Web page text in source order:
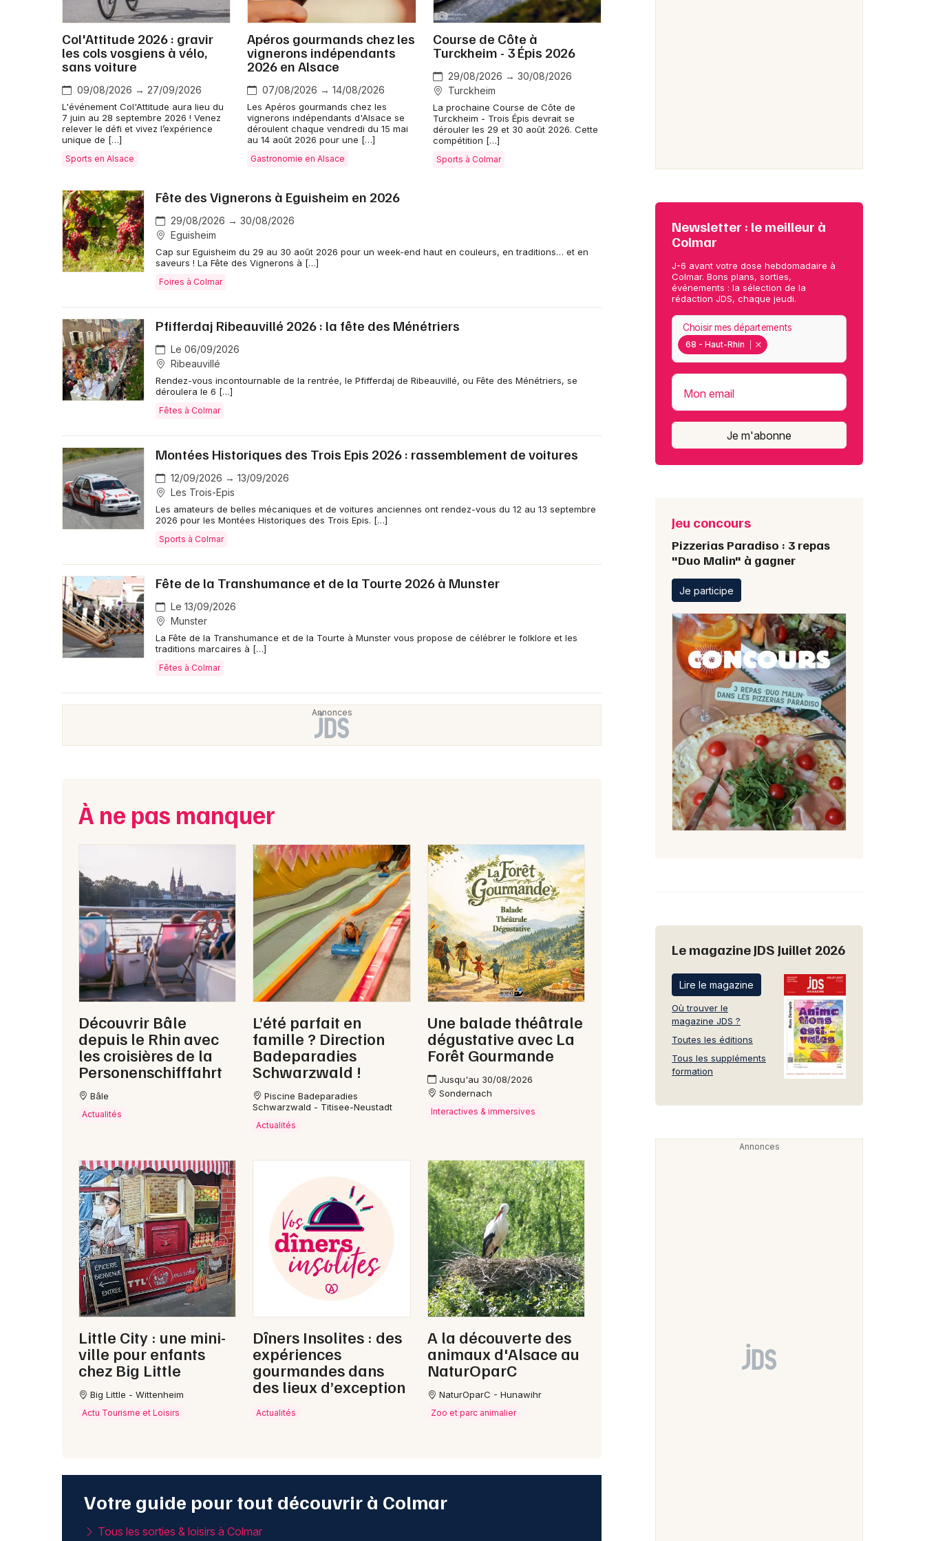
Newsletter des sorties
Artistes en tournée
Magazine à Colmar
68 - Haut-Rhin
Choisir mes départements
Col'Attitude 2026 : gravir
les cols vosgiens à vélo,
sans voiture
09/08/2026 → 27/09/2026
L'événement Col'Attitude aura lieu du
7 juin au 28 septembre 2026 ! Venez
relever le défi et vivez l’expérience
unique de […]
Sports en Alsace
Apéros gourmands chez les
vignerons indépendants
2026 en Alsace
07/08/2026 → 14/08/2026
Les Apéros gourmands chez les
vignerons indépendants d'Alsace se
déroulent chaque vendredi du 15 mai
au 14 août 2026 pour une […]
Gastronomie en Alsace
Course de Côte à
Turckheim - 3 Épis 2026
29/08/2026 → 30/08/2026
Turckheim
La prochaine Course de Côte de
Turckheim - Trois Épis devrait se
dérouler les 29 et 30 août 2026. Cette
compétition […]
Sports à Colmar
Fête des Vignerons à Eguisheim en 2026
29/08/2026 → 30/08/2026
Eguisheim
Cap sur Eguisheim du 29 au 30 août 2026 pour un week-end haut en couleurs, en traditions… et en
saveurs ! La Fête des Vignerons à […]
Foires à Colmar
Pfifferdaj Ribeauvillé 2026 : la fête des Ménétriers
Le 06/09/2026
Ribeauvillé
Rendez-vous incontournable de la rentrée, le Pfifferdaj de Ribeauvillé, ou Fête des Ménétriers, se
déroulera le 6 […]
Fêtes à Colmar
Montées Historiques des Trois Epis 2026 : rassemblement de voitures
12/09/2026 → 13/09/2026
Les Trois-Epis
Les amateurs de belles mécaniques et de voitures anciennes ont rendez-vous du 12 au 13 septembre
2026 pour les Montées Historiques des Trois Epis. […]
Sports à Colmar
Fête de la Transhumance et de la Tourte 2026 à Munster
Le 13/09/2026
Munster
La Fête de la Transhumance et de la Tourte à Munster vous propose de célébrer le folklore et les
traditions marcaires à […]
Fêtes à Colmar
À ne pas manquer
Découvrir Bâle
depuis le Rhin avec
les croisières de la
Personenschifffahrt
Bâle
Actualités
L’été parfait en
famille ? Direction
Badeparadies
Schwarzwald !
Piscine Badeparadies
Schwarzwald - Titisee-Neustadt
Actualités
Une balade théâtrale
dégustative avec La
Forêt Gourmande
Jusqu'au 30/08/2026
Sondernach
Interactives & immersives
Little City : une mini-
ville pour enfants
chez Big Little
Big Little - Wittenheim
Actu Tourisme et Loisirs
Dîners Insolites : des
expériences
gourmandes dans
des lieux d’exception
Actualités
A la découverte des
animaux d'Alsace au
NaturOparC
NaturOparC - Hunawihr
Zoo et parc animalier
Votre guide pour tout découvrir à Colmar
Tous les sorties & loisirs à Colmar
Newsletter : le meilleur à
Colmar
J-6 avant votre dose hebdomadaire à
Colmar. Bons plans, sorties,
événements : la sélection de la
rédaction JDS, chaque jeudi.
68 - Haut-Rhin
Choisir mes départements
Mon email
Je m'abonne
Jeu concours
Pizzerias Paradiso : 3 repas
"Duo Malin" à gagner
Je participe
Le magazine JDS Juillet 2026
Lire le magazine
Où trouver le
magazine JDS ?
Toutes les éditions
Tous les suppléments
formation